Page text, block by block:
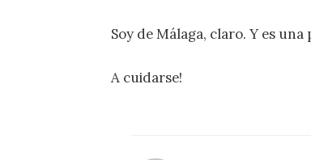
Soy de Málaga, claro. Y es
A cuidarse!